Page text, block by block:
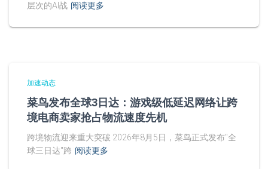
层次的AI战 阅读更多
加速动态
菜鸟发布全球3日达：游戏级低延迟网络让跨
境电商卖家抢占物流速度先机
跨境物流迎来重大突破 2026年8月5日，菜鸟正式发布"全
球三日达"跨 阅读更多